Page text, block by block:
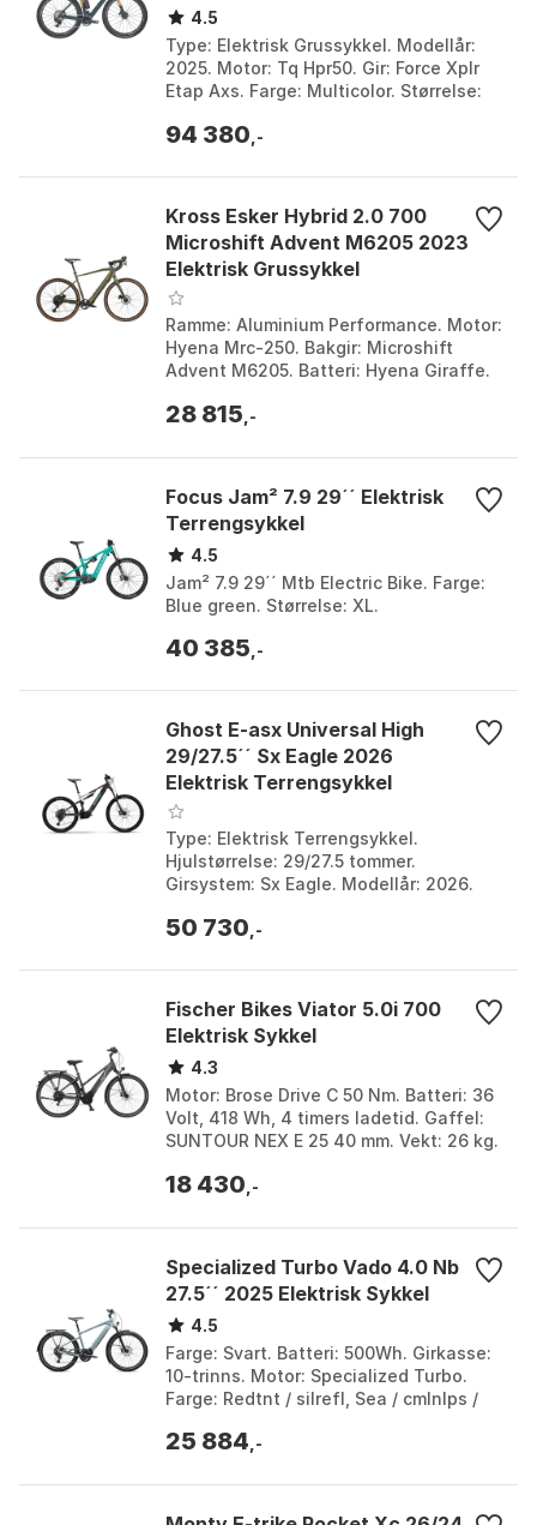
4.5
Type: Elektrisk Grussykkel. Modellår:
2025. Motor: Tq Hpr50. Gir: Force Xplr
Etap Axs. Farge: Multicolor. Størrelse:
94 380 ,-
Kross Esker Hybrid 2.0 700
Microshift Advent M6205 2023
Elektrisk Grussykkel
Ramme: Aluminium Performance. Motor:
Hyena Mrc-250. Bakgir: Microshift
Advent M6205. Batteri: Hyena Giraffe.
2: 350Wh.
28 815 ,-
Focus Jam² 7.9 29´´ Elektrisk
Terrengsykkel
4.5
Jam² 7.9 29´´ Mtb Electric Bike. Farge:
Blue green. Størrelse: XL.
40 385 ,-
Ghost E-asx Universal High
29/27.5´´ Sx Eagle 2026
Elektrisk Terrengsykkel
Type: Elektrisk Terrengsykkel.
Hjulstørrelse: 29/27.5 tommer.
Girsystem: Sx Eagle. Modellår: 2026.
Størrelse 2: 800Wh...
50 730 ,-
Fischer Bikes Viator 5.0i 700
Elektrisk Sykkel
4.3
Motor: Brose Drive C 50 Nm. Batteri: 36
Volt, 418 Wh, 4 timers ladetid. Gaffel:
SUNTOUR NEX E 25 40 mm. Vekt: 26 kg.
Stø...
18 430 ,-
Specialized Turbo Vado 4.0 Nb
27.5´´ 2025 Elektrisk Sykkel
4.5
Farge: Svart. Batteri: 500Wh. Girkasse:
10-trinns. Motor: Specialized Turbo.
Farge: Redtnt / silrefl, Sea / cmlnlps /
7...
25 884 ,-